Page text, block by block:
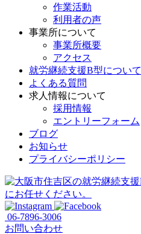
作業活動
利用者の声
事業所について
事業所概要
アクセス
就労継続支援B型について
よくある質問
求人情報について
採用情報
エントリーフォーム
ブログ
お知らせ
プライバシーポリシー
06-7896-3006
お問い合わせ